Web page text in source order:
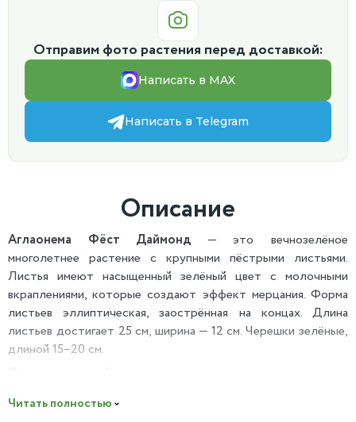
Отправим фото растения перед доставкой:
Написать в MAX
Написать в Telegram
Описание
Аглаонема Фёст Даймонд — это вечнозелёное
многолетнее растение с крупными пёстрыми листьями.
Листья имеют насыщенный зелёный цвет с молочными
вкраплениями, которые создают эффект мерцания. Форма
листьев эллиптическая, заострённая на концах. Длина
листьев достигает 25 см, ширина — 12 см. Черешки зелёные,
длиной 15–20 см.
благоприятный микроклимат в помещении, выделяя
Читать полностью